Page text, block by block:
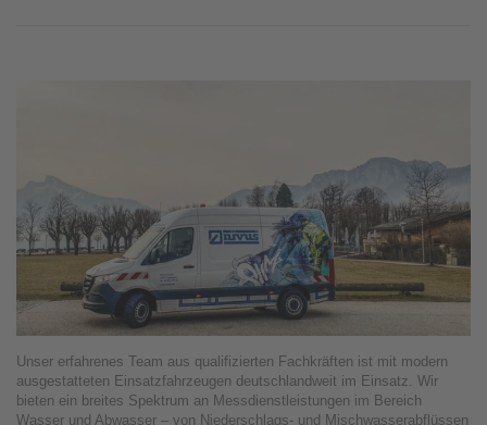
Unser erfahrenes Team aus qualifizierten Fachkräften ist mit modern
ausgestatteten Einsatzfahrzeugen deutschlandweit im Einsatz. Wir
bieten ein breites Spektrum an Messdienstleistungen im Bereich
Wasser und Abwasser – von Niederschlags- und Mischwasserabflüssen